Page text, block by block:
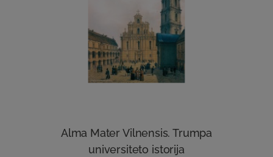
Alma Mater Vilnensis. Trumpa
universiteto istorija